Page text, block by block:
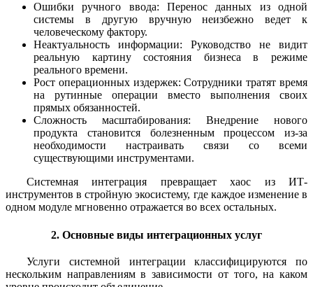
Ошибки ручного ввода: Перенос данных из одной
системы в другую вручную неизбежно ведет к
человеческому фактору.
Неактуальность информации: Руководство не видит
реальную картину состояния бизнеса в режиме
реального времени.
Рост операционных издержек: Сотрудники тратят время
на рутинные операции вместо выполнения своих
прямых обязанностей.
Сложность масштабирования: Внедрение нового
продукта становится болезненным процессом из-за
необходимости настраивать связи со всеми
существующими инструментами.
Системная интеграция превращает хаос из ИТ-
инструментов в стройную экосистему, где каждое изменение в
одном модуле мгновенно отражается во всех остальных.
2. Основные виды интеграционных услуг
Услуги системной интеграции классифицируются по
нескольким направлениям в зависимости от того, на каком